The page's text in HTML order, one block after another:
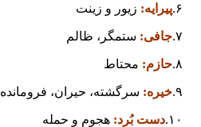
۶. پیرایه: زیور و زینت
۷. جافی: ستمگر، ظالم
۸. حازم: محتاط
۹‌. خیره: سرگشته، حیران، فرومانده
۱۰. دست بُرد: هجوم و حمله